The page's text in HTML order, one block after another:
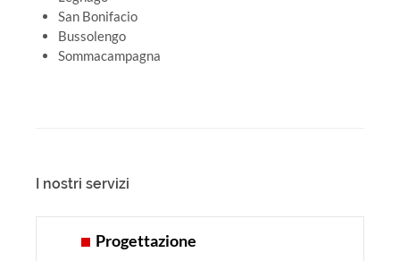
San Bonifacio
Bussolengo
Sommacampagna
I nostri servizi
Progettazione